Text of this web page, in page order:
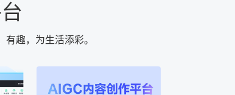
趣，为生活添彩。